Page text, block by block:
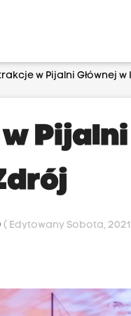
w Pijalni Głównej
Pijalni
( Edytowany Sobota,